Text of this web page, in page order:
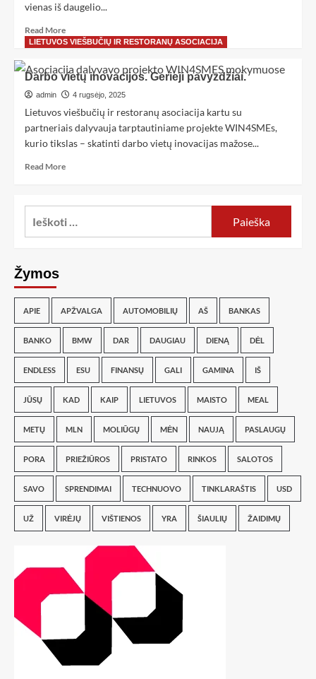
vienas iš daugelio...
Read More
LIETUVOS VIEŠBUČIŲ IR RESTORANŲ ASOCIACIJA
Darbo vietų inovacijos. Gerieji pavyzdžiai.
admin 4 rugsėjo, 2025
Lietuvos viešbučių ir restoranų asociacija kartu su
partneriais dalyvauja tarptautiniame projekte WIN4SMEs,
kurio tikslas – skatinti darbo vietų inovacijas mažose...
Read More
Žymos
APIE APŽVALGA AUTOMOBILIŲ AŠ BANKAS
BANKO BMW DAR DAUGIAU DIENĄ DĖL
ENDLESS ESU FINANSŲ GALI GAMINA IŠ
JŪSŲ KAD KAIP LIETUVOS MAISTO MEAL
METŲ MLN MOLIŪGŲ MĖN NAUJĄ PASLAUGŲ
PORA PRIEŽIŪROS PRISTATO RINKOS SALOTOS
SAVO SPRENDIMAI TECHNUOVO TINKLARAŠTIS USD
UŽ VIRĖJŲ VIŠTIENOS YRA ŠIAULIŲ ŽAIDIMŲ